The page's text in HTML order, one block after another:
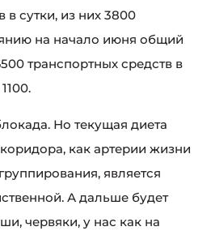
в сутки, из них 3800
на начало июня общий
транспортных средств в
Но текущая диета
как артерии жизни
является
А дальше будет
червяки, у нас как на